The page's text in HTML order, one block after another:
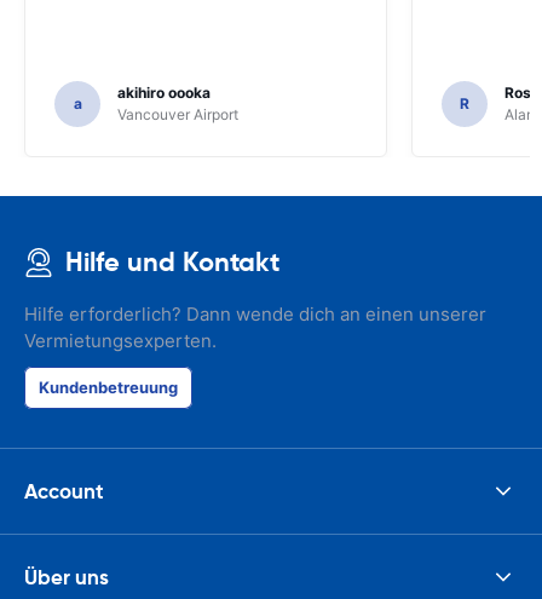
a
akihiro oooka
Vancouver Airport
R
Hilfe und Kontakt
Hilfe erforderlich? Dann wende dich an einen unserer
Vermietungsexperten.
Kundenbetreuung
Account
Über uns